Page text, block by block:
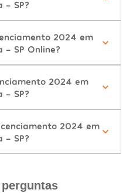
- SP?
2024 em
- SP Online?
2024 em
- SP?
2024 em
- SP?